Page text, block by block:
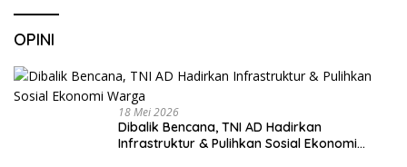
OPINI
18 Mei 2026
Dibalik Bencana, TNI AD Hadirkan
Infrastruktur & Pulihkan Sosial Ekonomi